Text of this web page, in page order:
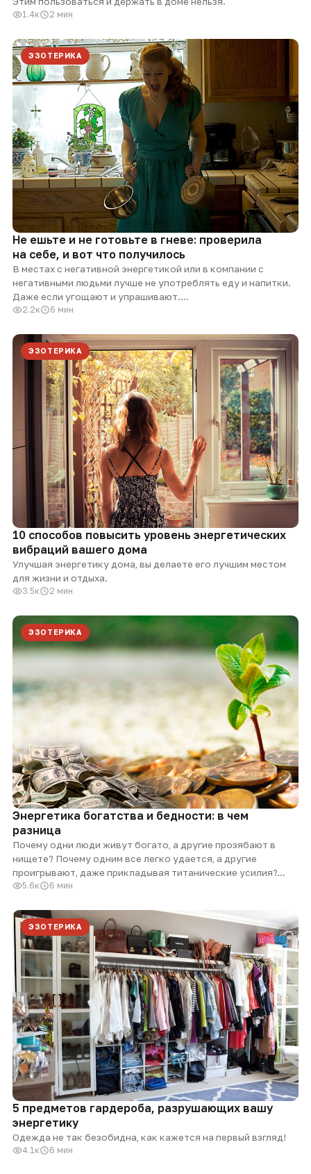
1.4к 2 мин
ЭЗОТЕРИКА
Не ешьте и не готовьте в гневе: проверила
на себе, и вот что получилось
В местах с негативной энергетикой или в компании с
негативными людьми лучше не употреблять еду и напитки.
Даже если угощают и упрашивают.…
2.2к 6 мин
ЭЗОТЕРИКА
10 способов повысить уровень энергетических
вибраций вашего дома
Улучшая энергетику дома, вы делаете его лучшим местом
для жизни и отдыха.
3.5к 2 мин
ЭЗОТЕРИКА
Энергетика богатства и бедности: в чем
разница
Почему одни люди живут богато, а другие прозябают в
нищете? Почему одним все легко удается, а другие
проигрывают, даже прикладывая титанические усилия?…
5.6к 6 мин
ЭЗОТЕРИКА
5 предметов гардероба, разрушающих вашу
энергетику
Одежда не так безобидна, как кажется на первый взгляд!
4.1к 6 мин